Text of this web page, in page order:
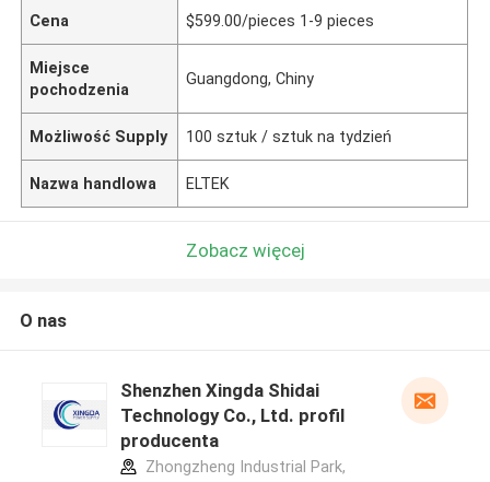
Cena $599.00/pieces 1-9 pieces
Miejsce
pochodzenia
Guangdong, Chiny
Możliwość Supply 100 sztuk / sztuk na tydzień
Nazwa handlowa ELTEK
Zobacz więcej
O nas
Shenzhen Xingda Shidai
Technology Co., Ltd. profil
producenta
Zhongzheng Industrial Park,